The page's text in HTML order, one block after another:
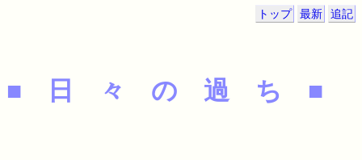
トップ 最新 追記
■ 日 々 の 過 ち ■